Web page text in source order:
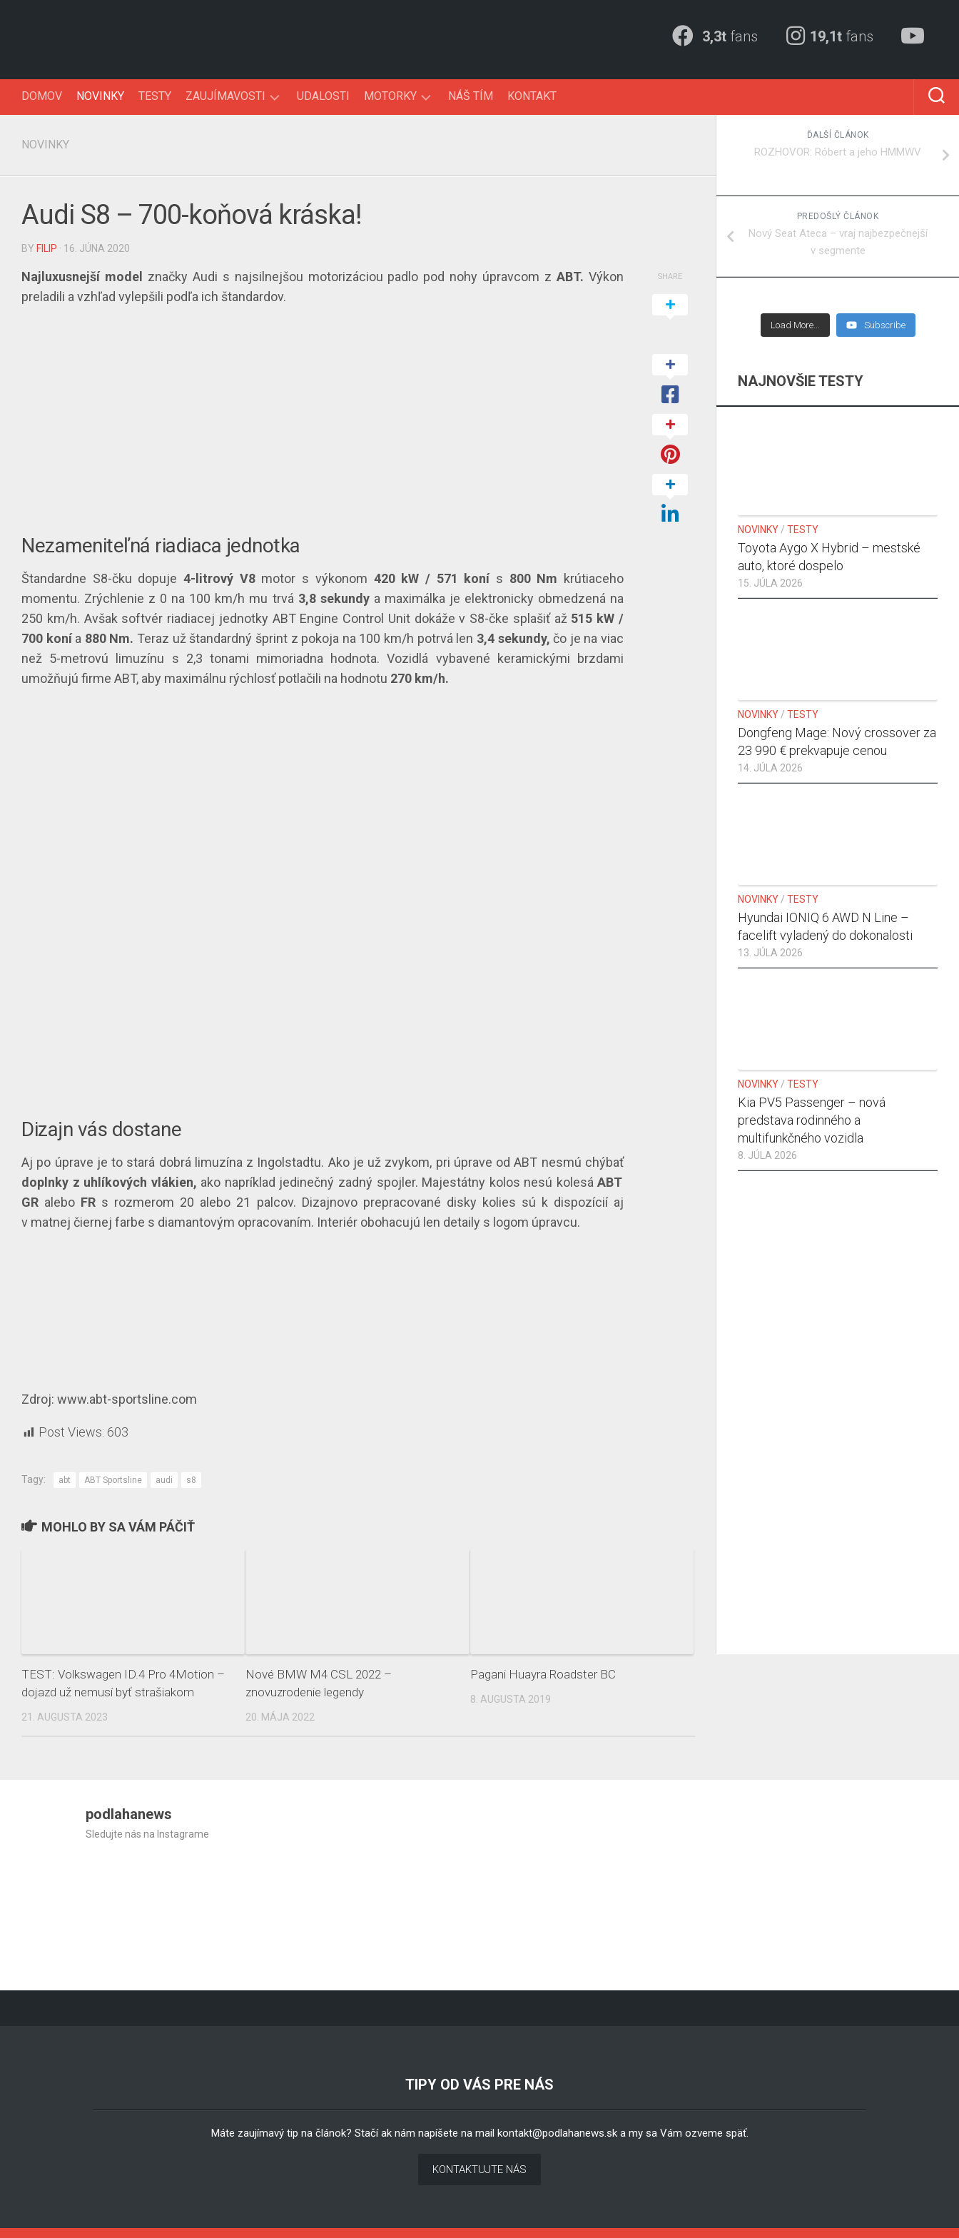
3,3t fans 19,1t fans
DOMOV NOVINKY TESTY ZAUJÍMAVOSTI UDALOSTI MOTORKY NÁŠ TÍM KONTAKT
NOVINKY
Audi S8 – 700-koňová kráska!
BY FILIP · 16. JÚNA 2020
Najluxusnejší model značky Audi s najsilnejšou motorizáciou padlo pod nohy úpravcom zABT. Výkon
preladili a vzhľad vylepšili podľa ich štandardov.
Nezameniteľná riadiaca jednotka
Štandardne S8-čku dopuje 4-litrový V8motor s výkonom 420 kW / 571 koní s 800 Nm krútiaceho
momentu. Zrýchlenie z 0 na 100 km/h mu trvá 3,8 sekundya maximálka je elektronicky obmedzená na
250 km/h. Avšak softvér riadiacej jednotky ABT Engine Control Unit dokáže v S8-čke splašiť až 515 kW /
700 konía 880 Nm. Teraz už štandardný šprint z pokoja na 100 km/h potrvá len 3,4 sekundy, čo je na viac
než 5-metrovú limuzínu s 2,3 tonami mimoriadna hodnota. Vozidlá vybavené keramickými brzdami
umožňujú firme ABT, aby maximálnu rýchlosť potlačili na hodnotu 270 km/h.
Dizajn vás dostane
Aj po úprave je to stará dobrá limuzína z Ingolstadtu. Ako je už zvykom, pri úprave od ABT nesmú chýbať
doplnky z uhlíkových vlákien, ako napríklad jedinečný zadný spojler. Majestátny kolos nesú kolesá ABT
GR alebo FR s rozmerom 20 alebo 21 palcov. Dizajnovo prepracované disky kolies sú k dispozícií aj
v matnej čiernej farbe s diamantovým opracovaním. Interiér obohacujú len detaily s logom úpravcu.
Zdroj: www.abt-sportsline.com
Post Views: 603
SHARE
Tagy: abt ABT Sportsline audi s8
MOHLO BY SA VÁM PÁČIŤ
TEST: Volkswagen ID.4 Pro 4Motion –
dojazd už nemusí byť strašiakom
21. AUGUSTA 2023
Nové BMW M4 CSL 2022 –
znovuzrodenie legendy
20. MÁJA 2022
Pagani Huayra Roadster BC
8. AUGUSTA 2019
ĎALŠÍ ČLÁNOK
ROZHOVOR: Róbert a jeho HMMWV
PREDOŠLÝ ČLÁNOK
Nový Seat Ateca – vraj najbezpečnejší
v segmente
Load More... Subscribe
NAJNOVŠIE TESTY
NOVINKY / TESTY
Toyota Aygo X Hybrid – mestské
auto, ktoré dospelo
15. JÚLA 2026
NOVINKY / TESTY
Dongfeng Mage: Nový crossover za
23 990 € prekvapuje cenou
14. JÚLA 2026
NOVINKY / TESTY
Hyundai IONIQ 6 AWD N Line –
facelift vyladený do dokonalosti
13. JÚLA 2026
NOVINKY / TESTY
Kia PV5 Passenger – nová
predstava rodinného a
multifunkčného vozidla
8. JÚLA 2026
podlahanews
Sledujte nás na Instagrame
TIPY OD VÁS PRE NÁS
Máte zaujímavý tip na článok? Stačí ak nám napíšete na mail kontakt@podlahanews.ska my sa Vám ozveme späť.
KONTAKTUJTE NÁS